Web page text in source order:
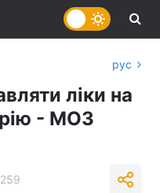
рус
ліки на
- МОЗ